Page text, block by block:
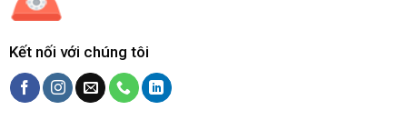
Kết nối với chúng tôi